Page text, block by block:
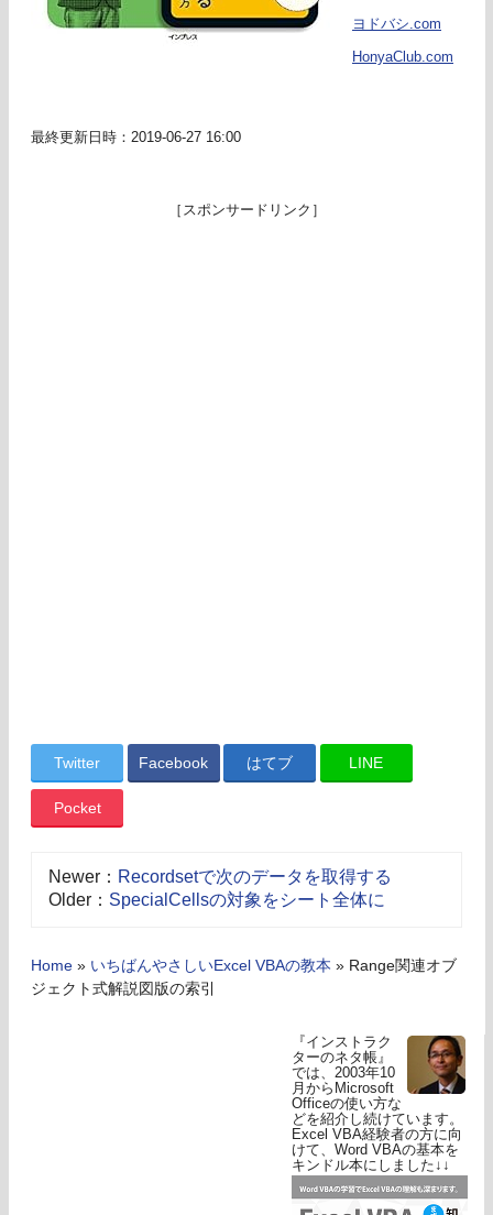
ヨドバシ.com
HonyaClub.com
最終更新日時：2019-06-27 16:00
［スポンサードリンク］
Twitter Facebook はてブ LINE
Pocket
Newer： Recordsetで次のデータを取得する
Older： SpecialCellsの対象をシート全体に
Home » いちばんやさしいExcel VBAの教本 » Range関連オブ
ジェクト式解説図版の索引
『インストラク
ターのネタ帳』
では、2003年10
月からMicrosoft
Officeの使い方な
どを紹介し続けています。
Excel VBA経験者の方に向
けて、Word VBAの基本を
キンドル本にしました↓↓